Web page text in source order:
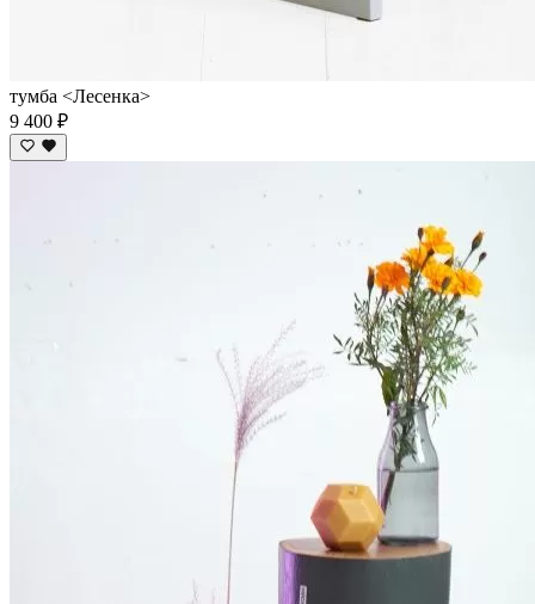
тумба <Лесенка>
9 400 ₽